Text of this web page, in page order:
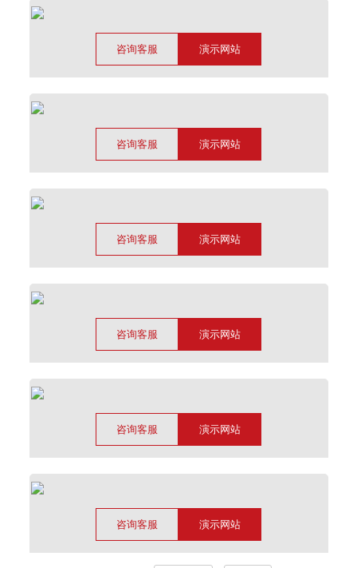
咨询客服 演示网站
咨询客服 演示网站
咨询客服 演示网站
咨询客服 演示网站
咨询客服 演示网站
咨询客服 演示网站